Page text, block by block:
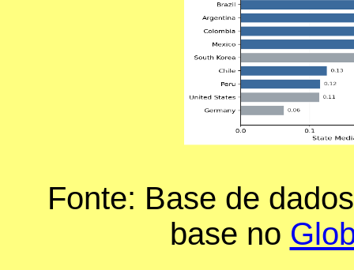
Fonte: Base de
base no